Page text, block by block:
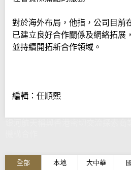
對於海外布局，他指，公司目前
已建立良好合作關係及網絡拓展
並持續開拓新合作領域。
編輯：任順熙
全部 本地 大中華